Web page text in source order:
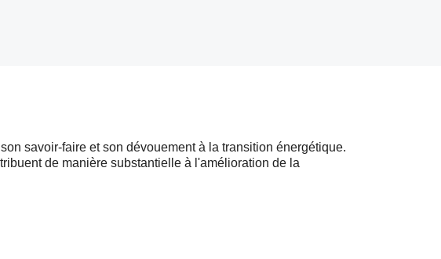
savoir-faire et son dévouement à la transition énergétique.
de manière substantielle à l'amélioration de la